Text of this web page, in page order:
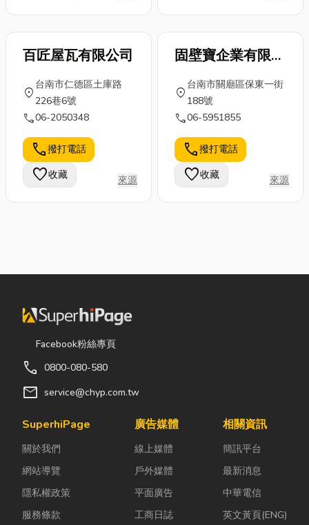
百匠屋瓦有限公司
location_on
台南市仁德區土庫路
226巷6號
call06-2050348
call撥打電話
favorite收藏 來源
固壁寶企業有限公
location_on
台南市關廟區保東一街
188號
call06-5951855
call撥打電話
favorite收藏 來源
Facebook粉絲專頁
call 0800-080-580
mail service@chyp.com.tw
SuperhiPage
關於我們
網站導覽
隱私權政策
服務條款
廣告媒體
線上媒體
戶外媒體
平面廣告
工商日誌
相關資訊
簡訊平台
最新消息
中華電信
英文黃頁(ENG)